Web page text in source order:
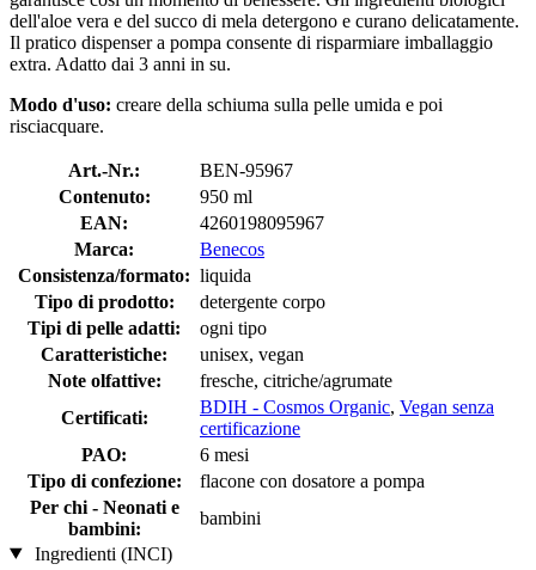
dell'aloe vera e del succo di mela detergono e curano delicatamente.
Il pratico dispenser a pompa consente di risparmiare imballaggio
extra. Adatto dai 3 anni in su.
Modo d'uso: creare della schiuma sulla pelle umida e poi
risciacquare.
Art.-Nr.:
BEN-95967
Contenuto:
950 ml
EAN:
4260198095967
Marca:
Benecos
Consistenza/formato: liquida
Tipo di prodotto:
detergente corpo
Tipi di pelle adatti:
ogni tipo
Caratteristiche:
unisex, vegan
Note olfattive:
fresche, citriche/agrumate
Certificati:
BDIH - Cosmos Organic, Vegan senza
certificazione
PAO:
6 mesi
Tipo di confezione:
flacone con dosatore a pompa
Per chi - Neonati e
bambini:
bambini
Ingredienti (INCI)